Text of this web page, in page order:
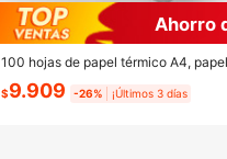
Ahorro
100 hojas de papel térmico A4,
portátil tamaño A4, papel térmico
U. de 8.5 X 11 pulgadas, sin tinta,
legable, compatible con impresoras
$9.909 -26% ¡Últimos 3 días